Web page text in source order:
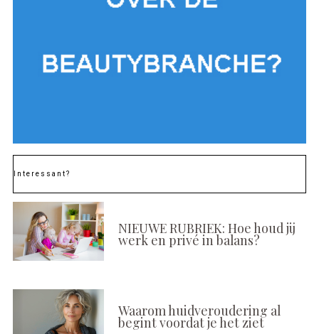
Interessant?
NIEUWE RUBRIEK: Hoe houd jij
werk en privé in balans?
Waarom huidveroudering al
begint voordat je het ziet